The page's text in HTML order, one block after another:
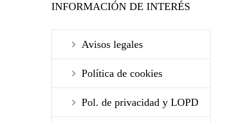
INFORMACIÓN DE INTERÉS
Avisos legales
Política de cookies
Pol. de privacidad y LOPD